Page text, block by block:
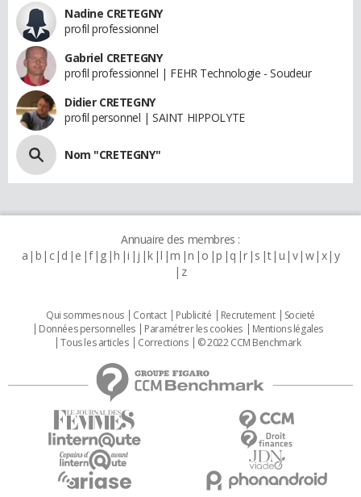
Nadine CRETEGNY
profil professionnel
Gabriel CRETEGNY
profil professionnel | FEHR Technologie - Soudeur
Didier CRETEGNY
profil personnel | SAINT HIPPOLYTE
Nom "CRETEGNY"
Annuaire des membres :
a b c d e f g h i j k l m n o p q r s t u v w x y
z
Qui sommes nous Contact Publicité Recrutement
Societé
Données personnelles
Paramétrer les cookies
Mentions légales
Tous les articles
Corrections © 2022 CCM Benchmark